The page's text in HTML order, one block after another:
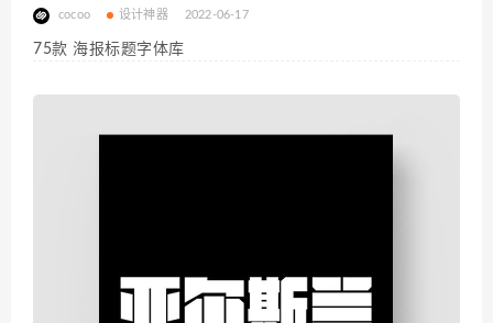
cocoo 设计神器 2022-06-17
75款 海报标题字体库